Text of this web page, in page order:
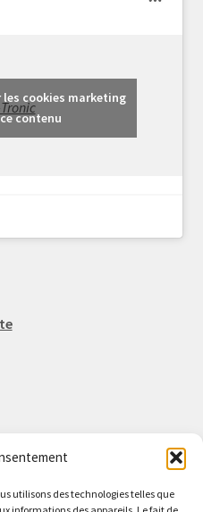
utilisons des technologies telles que
les cookies marketing
contenu